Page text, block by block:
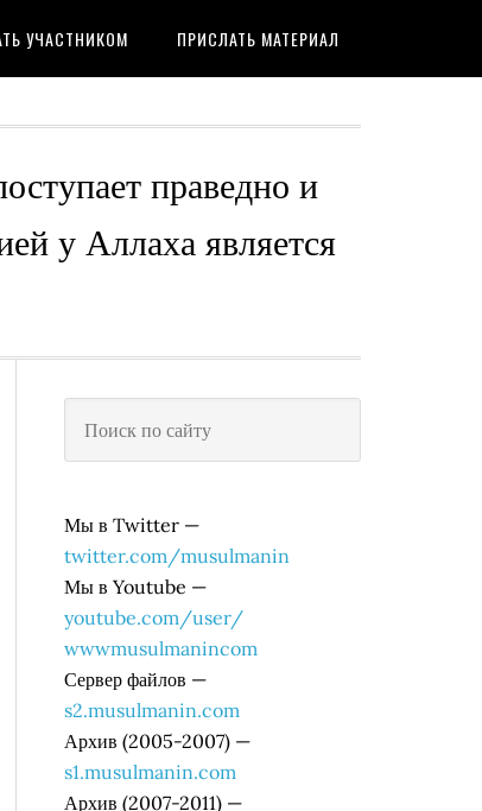
УЧАСТНИКОМ ПРИСЛАТЬ МАТЕРИАЛ
праведно и
у Аллаха является
Мы в Twitter —
twitter.com/musulmanin
Мы в Youtube —
youtube.com/user/
wwwmusulmanincom
Сервер файлов —
s2.musulmanin.com
Архив (2005-2007) —
s1.musulmanin.com
Архив (2007-2011) —